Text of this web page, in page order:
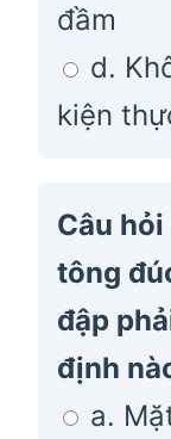
đầm
d.
kiện
Câu
tông
đập
định
a.